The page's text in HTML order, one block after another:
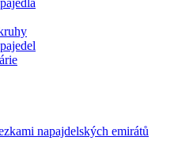
napajdelských emirátů